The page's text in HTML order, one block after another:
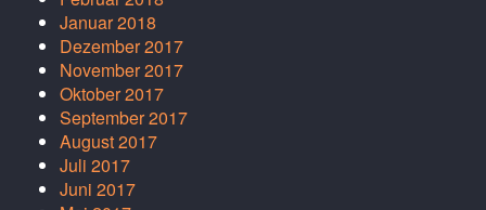
Januar 2018
Dezember 2017
November 2017
Oktober 2017
September 2017
August 2017
Juli 2017
Juni 2017